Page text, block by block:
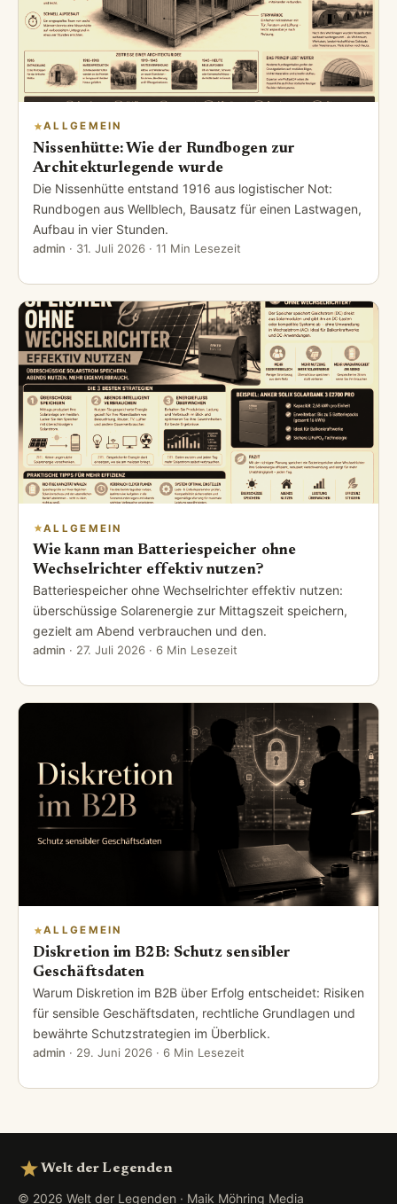
ALLGEMEIN
Nissenhütte: Wie der Rundbogen zur
Architekturlegende wurde
Die Nissenhütte entstand 1916 aus logistischer Not:
Rundbogen aus Wellblech, Bausatz für einen Lastwagen,
Aufbau in vier Stunden.
admin · 31. Juli 2026 · 11 Min Lesezeit
ALLGEMEIN
Wie kann man Batteriespeicher ohne
Wechselrichter effektiv nutzen?
Batteriespeicher ohne Wechselrichter effektiv nutzen:
überschüssige Solarenergie zur Mittagszeit speichern,
gezielt am Abend verbrauchen und den.
admin · 27. Juli 2026 · 6 Min Lesezeit
ALLGEMEIN
Diskretion im B2B: Schutz sensibler
Geschäftsdaten
Warum Diskretion im B2B über Erfolg entscheidet: Risiken
für sensible Geschäftsdaten, rechtliche Grundlagen und
bewährte Schutzstrategien im Überblick.
admin · 29. Juni 2026 · 6 Min Lesezeit
Welt der Legenden
© 2026 Welt der Legenden · Maik Möhring Media